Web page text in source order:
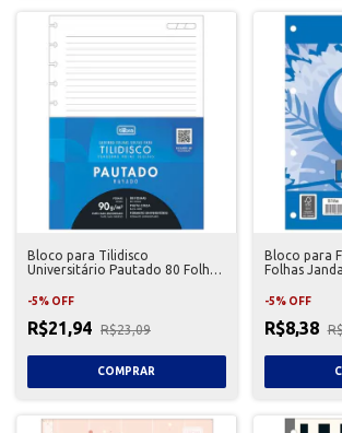
Bloco para Tilidisco
Universitário Pautado 80 Folhas
-5% OFF
R$21,94 R$23,09
Bloco para
Folhas
-5% OFF
R$8,38